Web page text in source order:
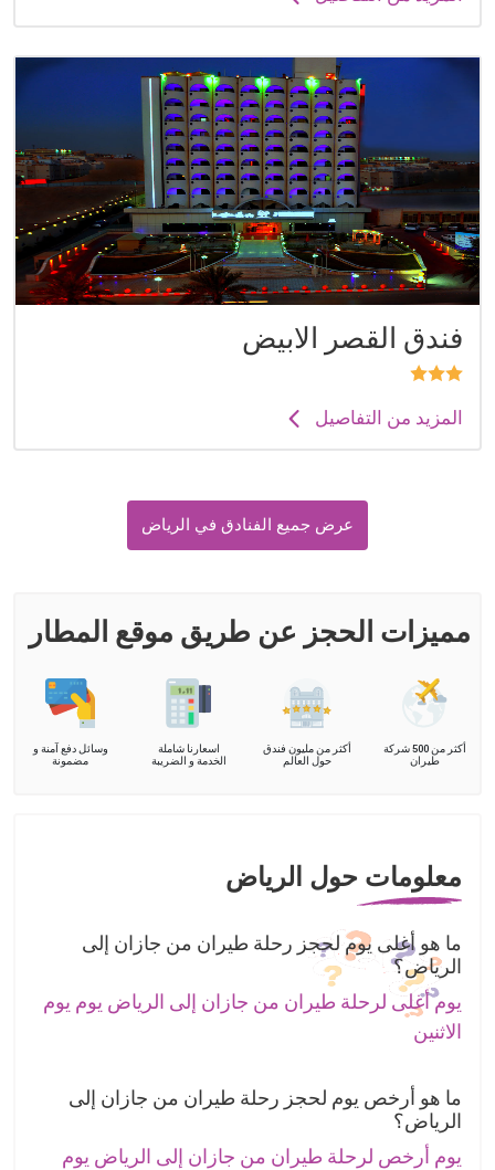
فندق القصر الابيض
المزيد من التفاصيل
عرض جميع الفنادق في الرياض
مميزات الحجز عن طريق موقع المطار
أكثر من 500 شركة
طيران
أكثر من مليون فندق
حول العالم
اسعارنا شاملة
الخدمة و الضريبة
وسائل دفع آمنة و
مضمونة
معلومات حول الرياض
ما هو أغلى يوم لحجز رحلة طيران من جازان إلى
الرياض؟
يوم أغلى لرحلة طيران من جازان إلى الرياض يوم يوم
الاثنين
ما هو أرخص يوم لحجز رحلة طيران من جازان إلى
الرياض؟
يوم أرخص لرحلة طيران من جازان إلى الرياض يوم